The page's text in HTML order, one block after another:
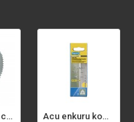
SPECIALIST+ caurumu zāģis BI-METAL, 98 mm Acu enkuru komplekts, 3-13 mm, Rapid, 12 gab.